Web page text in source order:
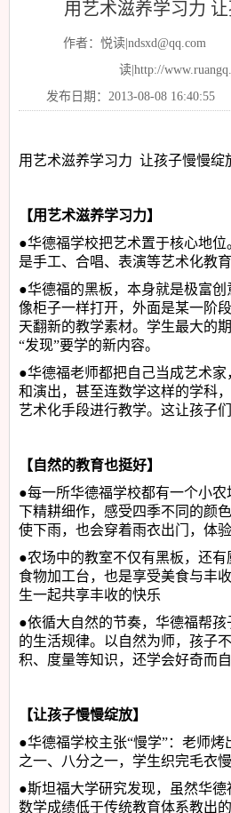
用艺术滋养学习力
作者：悦读|ndsxd@qq.com
读|http://
发布日期：2013-08-08 16:40:55
用艺术滋养学习力 让孩子慢慢绽
【用艺术滋养学习力】
●华德福学校把艺术置于核心地
是手工、合唱、表演等艺术化教育
●华德福的黑板，本身就是极富创
像柜子一样打开，外面是某一阶
天翻新的教学素材。学生最大的
“发现”要学的新内容。
●华德福老师都把自己当成艺术
和演出，甚至连数学这样的学科
艺术化手段进行教学。这让孩子
【自然的教育也挺好】
●每一所华德福学校都有一个小
下精耕细作，感受四季不同的颜
使下雨，也会穿着雨衣出门，体
●农场中的教室不仅有黑板，还
食物加工台，也是享受美食与丰
生一起共享丰收的快乐
●依循大自然的节奏，华德福帮
的生活规律。以自然为师，孩子
积、度量等知识，还学会好奇而
【让孩子慢慢绽放】
●华德福学校主张“慢学”：老师烤
之一、八分之一，学生织完毛衣
●斯坦福大学研究发现，虽然华德
数学成绩低于传统教育体系教出